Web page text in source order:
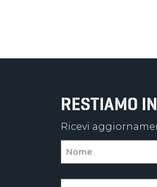
RESTIAMO
Ricevi